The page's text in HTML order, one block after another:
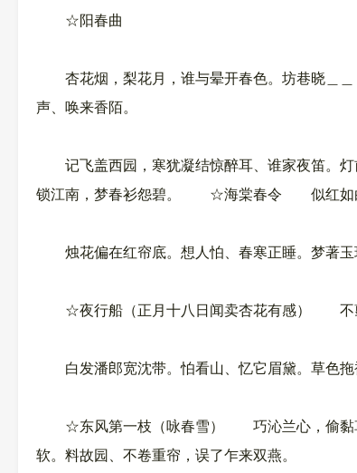
☆阳春曲
杏花烟，梨花月，谁与晕开春色。坊巷晓＿＿
声、唤来香陌。
记飞盖西园，寒犹凝结惊醉耳、谁家夜笛。灯
锁江南，梦春衫怨碧。 ☆海棠春令 似红如白
烛花偏在红帘底。想人怕、春寒正睡。梦著玉
☆夜行船（正月十八日闻卖杏花有感） 不翦
白发潘郎宽沈带。怕看山、忆它眉黛。草色拖
☆东风第一枝（咏春雪） 巧沁兰心，偷黏草
软。料故园、不卷重帘，误了乍来双燕。